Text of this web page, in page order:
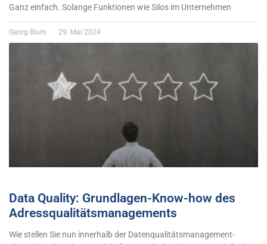
Ganz einfach. Solange Funktionen wie Silos im Unternehmen
Georg Blum 29. Mai 2024
Data Quality: Grundlagen-Know-how des
Adressqualitätsmanagements
Wie stellen Sie nun innerhalb der Datenqualitätsmanagement-